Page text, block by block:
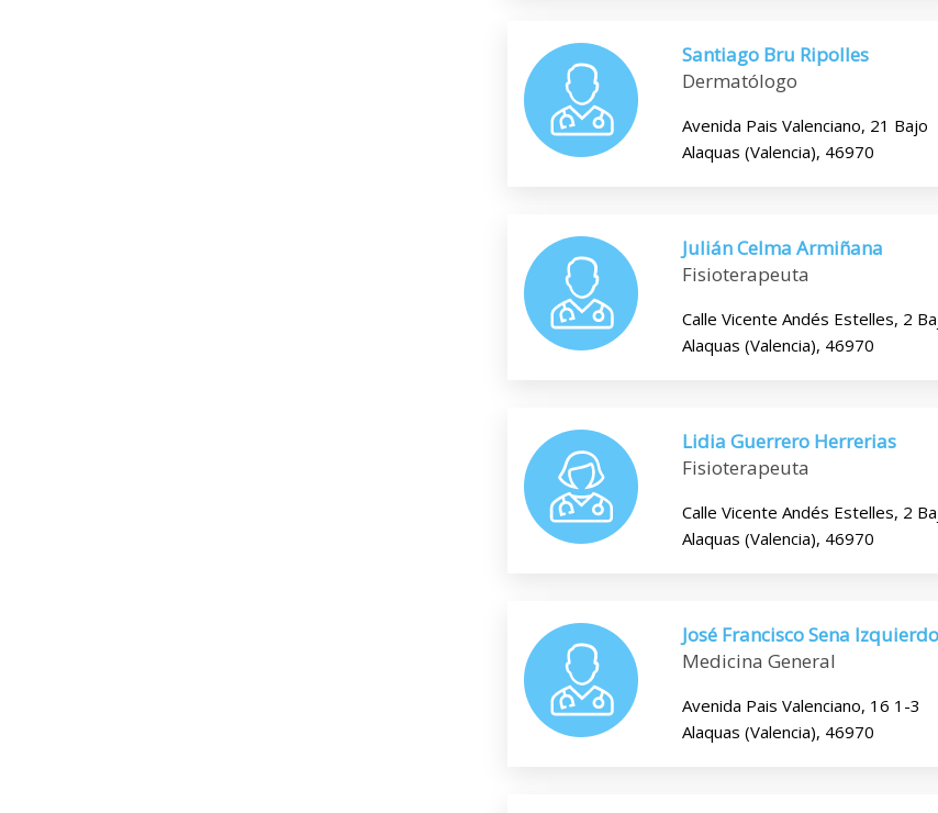
Santiago Bru Ripolles
Dermatólogo
Avenida Pais Valenciano, 21 Bajo
Alaquas (Valencia), 46970
Julián Celma Armiñana
Fisioterapeuta
Calle Vicente Andés Estelles, 2
Alaquas (Valencia), 46970
Lidia Guerrero Herrerias
Fisioterapeuta
Calle Vicente Andés Estelles, 2
Alaquas (Valencia), 46970
José Francisco Sena Izquierdo
Medicina General
Avenida Pais Valenciano, 16 1-3
Alaquas (Valencia), 46970